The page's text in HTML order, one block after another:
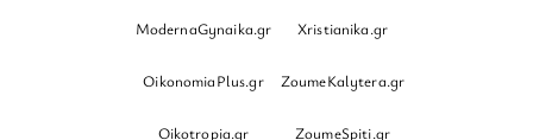
ModernaGynaika.gr Xristianika.gr
OikonomiaPlus.gr ZoumeKalytera.gr
Oikotropia.gr ZoumeSpiti.gr